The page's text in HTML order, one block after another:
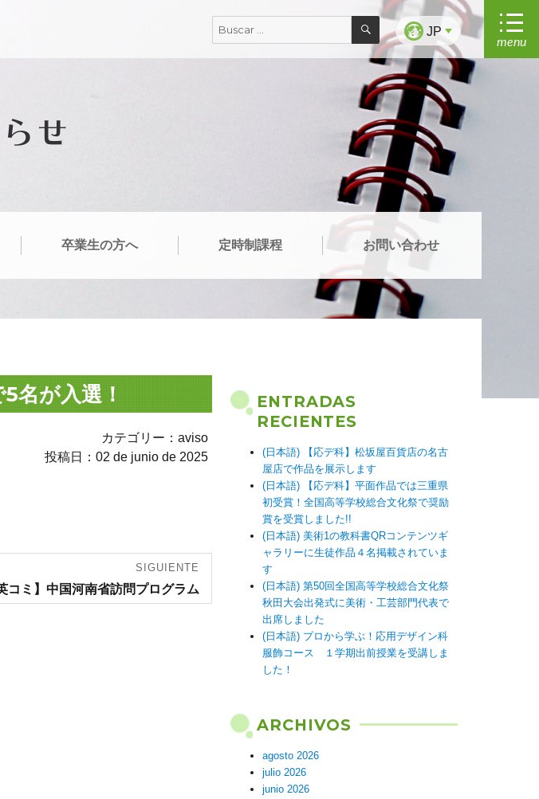
Buscar
por:
BUSCAR
JP
menu
せ
卒業生の方へ 定時制課程 お問い合わせ
名が入選！
カテゴリー：aviso
投稿日：02 de junio de 2025
SIGUIENTE
コミ】中国河南省訪問プログラム
ENTRADAS
RECIENTES
(日本語) 【応デ科】松坂屋百貨店の名古
屋店で作品を展示します
(日本語) 【応デ科】平面作品では三重県
初受賞！全国高等学校総合文化祭で奨励
賞を受賞しました!!
(日本語) 美術1の教科書QRコンテンツギ
ャラリーに生徒作品４名掲載されていま
す
(日本語) 第50回全国高等学校総合文化祭
秋田大会出発式に美術・工芸部門代表で
出席しました
(日本語) プロから学ぶ！応用デザイン科
服飾コース １学期出前授業を受講しま
した！
ARCHIVOS
agosto 2026
julio 2026
junio 2026